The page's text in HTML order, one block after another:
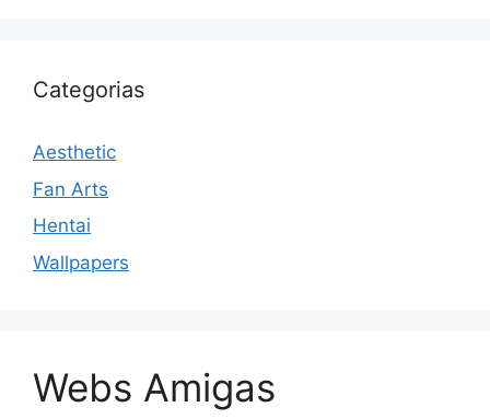
Categorias
Aesthetic
Fan Arts
Hentai
Wallpapers
Webs Amigas